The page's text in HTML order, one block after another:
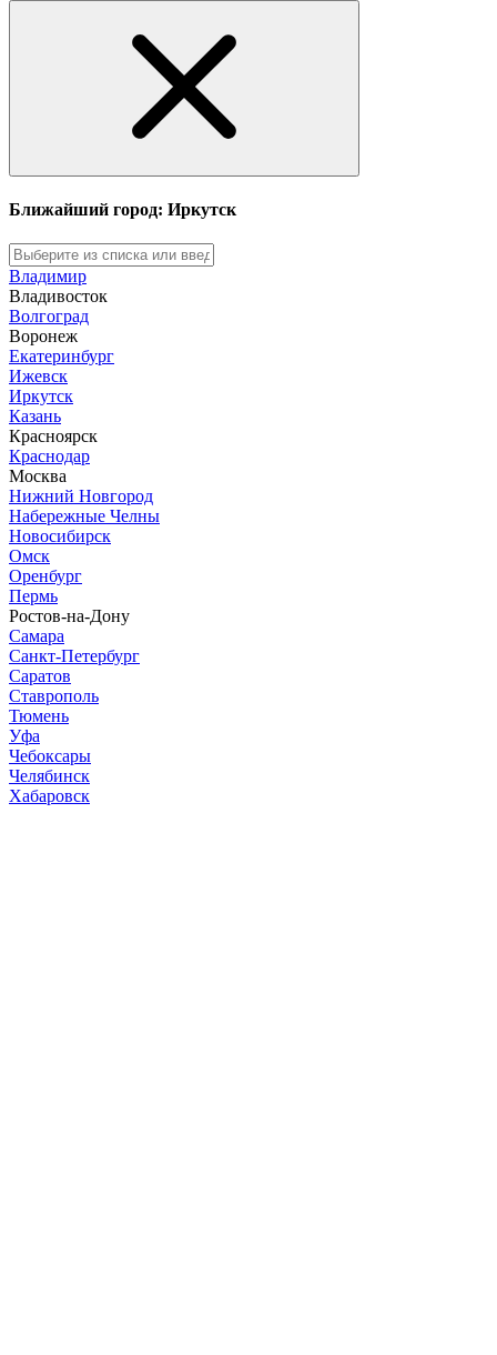
Ближайший город: Иркутск
Владимир
Владивосток
Волгоград
Воронеж
Екатеринбург
Ижевск
Иркутск
Казань
Красноярск
Краснодар
Москва
Нижний Новгород
Набережные Челны
Новосибирск
Омск
Оренбург
Пермь
Ростов-на-Дону
Самара
Санкт-Петербург
Саратов
Ставрополь
Тюмень
Уфа
Чебоксары
Челябинск
Хабаровск